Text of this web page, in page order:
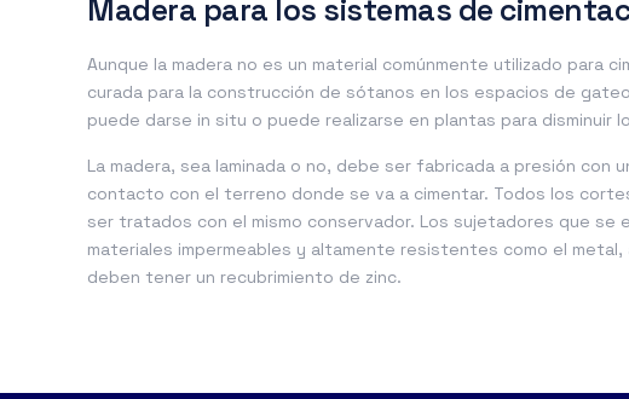
Madera para los sistemas de
Aunque la madera no es un material comúnmente utilizado para
curada para la construcción de sótanos en los espacios de
puede darse in situ o puede realizarse en plantas para disminuir
La madera, sea laminada o no, debe ser fabricada a presión
contacto con el terreno donde se va a cimentar. Todos los
ser tratados con el mismo conservador. Los sujetadores que
materiales impermeables y altamente resistentes como el
deben tener un recubrimiento de zinc.